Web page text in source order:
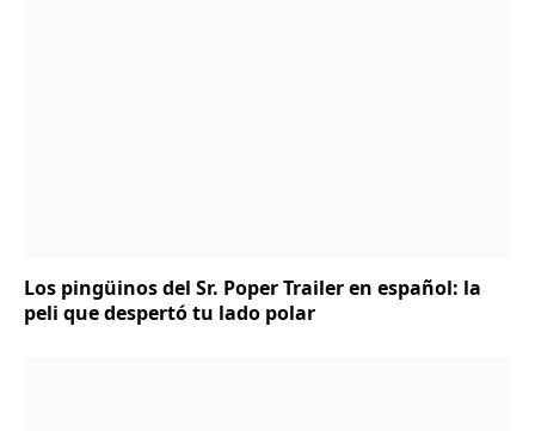
Los pingüinos del Sr. Poper Trailer en español: la
peli que despertó tu lado polar